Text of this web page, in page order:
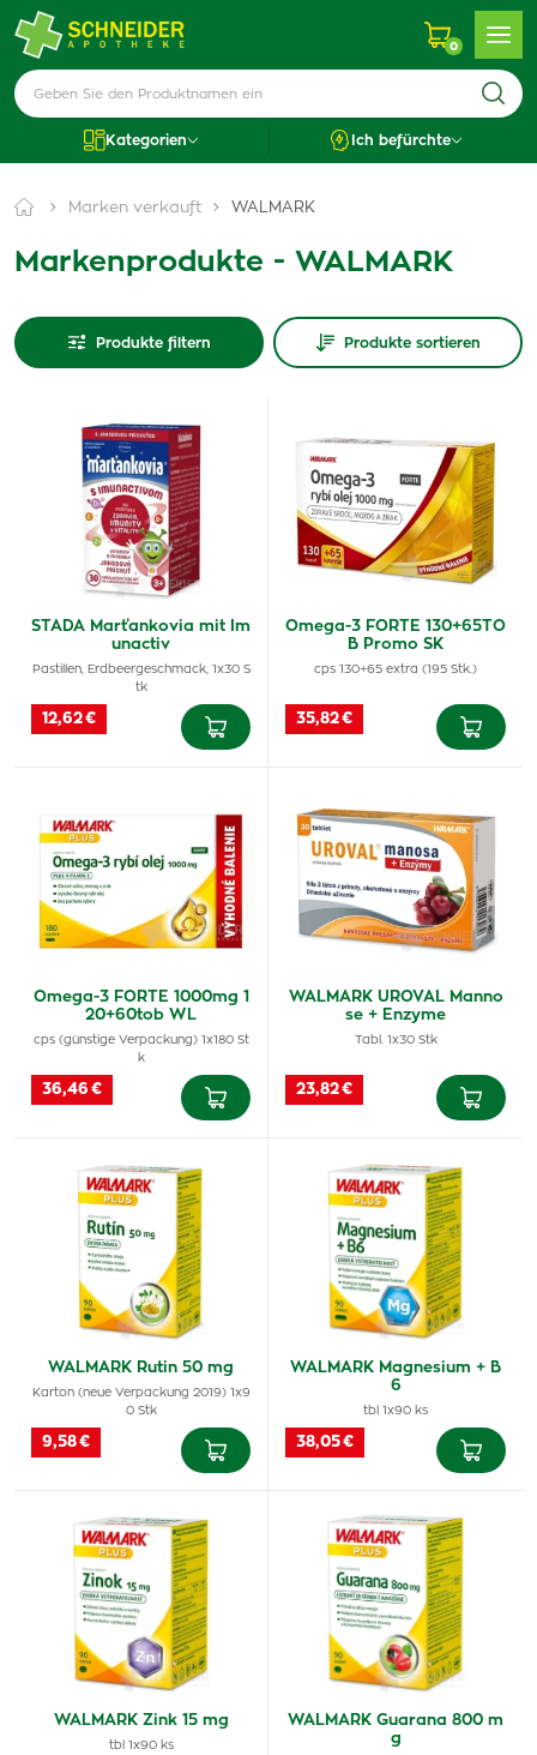
0
Kategorien Ich befürchte
Marken verkauft WALMARK
Markenprodukte - WALMARK
Produkte filtern Produkte sortieren
STADA Marťankovia mit Im
unactiv
Pastillen, Erdbeergeschmack, 1x30 S
tk
12,62 €
Omega-3 FORTE 130+65TO
B Promo SK
cps 130+65 extra (195 Stk.)
35,82 €
Omega-3 FORTE 1000mg 1
20+60tob WL
cps (günstige Verpackung) 1x180 St
k
36,46 €
WALMARK UROVAL Manno
se + Enzyme
Tabl. 1x30 Stk
23,82 €
WALMARK Rutin 50 mg
Karton (neue Verpackung 2019) 1x9
0 Stk
9,58 €
WALMARK Magnesium + B
6
tbl 1x90 ks
38,05 €
WALMARK Zink 15 mg
tbl 1x90 ks
WALMARK Guarana 800 m
g